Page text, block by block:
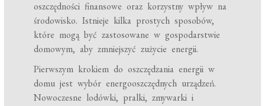
oszczędności finansowe oraz korzystny wpływ na
środowisko. Istnieje kilka prostych sposobów,
które mogą być zastosowane w gospodarstwie
domowym, aby zmniejszyć zużycie energii.
Pierwszym krokiem do oszczędzania energii w
domu jest wybór energooszczędnych urządzeń.
Nowoczesne lodówki, pralki, zmywarki i